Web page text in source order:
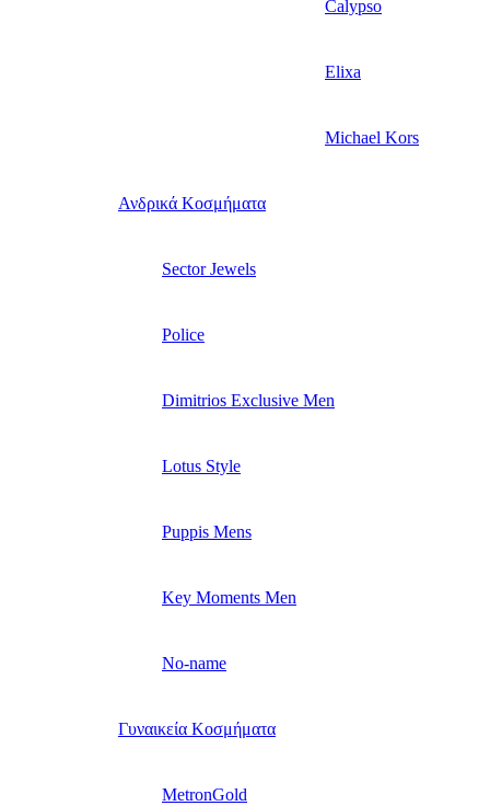
Calypso
Elixa
Michael Kors
Ανδρικά Κοσμήματα
Sector Jewels
Police
Dimitrios Exclusive Men
Lotus Style
Puppis Mens
Key Moments Men
No-name
Γυναικεία Κοσμήματα
MetronGold